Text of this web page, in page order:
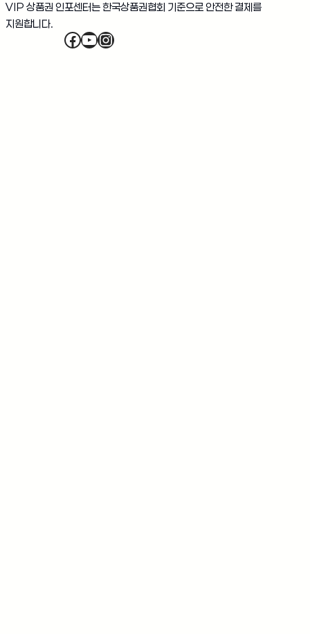
VIP 상품권 인포센터는 한국상품권협회 기준으로 안전한 결제를
지원합니다.
Facebook
YouTube
Instagram